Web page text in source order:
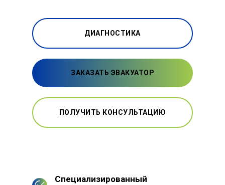
ДИАГНОСТИКА
ЗАКАЗАТЬ ЭВАКУАТОР
ПОЛУЧИТЬ КОНСУЛЬТАЦИЮ
Специализированный